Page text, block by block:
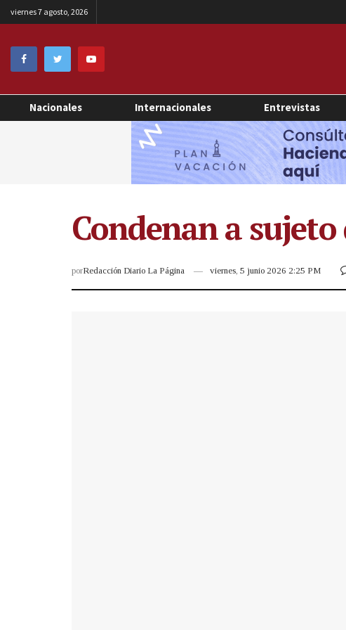
viernes 7 agosto, 2026
Nacionales Internacionales Entrevistas
Condenan a
porRedacción Diario La Página viernes, 5 junio 2026 2:25 PM